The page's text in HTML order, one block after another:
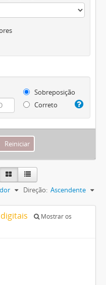
Sobreposição
Correto
Direção: Ascendente
Mostrar os